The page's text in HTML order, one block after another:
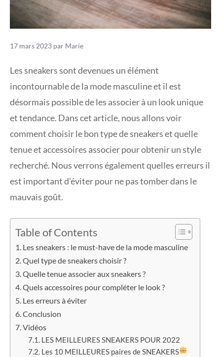
17 mars 2023 par Marie
Les sneakers sont devenues un élément
incontournable de la mode masculine et il est
désormais possible de les associer à un look unique
et tendance. Dans cet article, nous allons voir
comment choisir le bon type de sneakers et quelle
tenue et accessoires associer pour obtenir un style
recherché. Nous verrons également quelles erreurs il
est important d’éviter pour ne pas tomber dans le
mauvais goût.
Table of Contents
Les sneakers : le must-have de la mode masculine
Quel type de sneakers choisir ?
Quelle tenue associer aux sneakers ?
Quels accessoires pour compléter le look ?
Les erreurs à éviter
Conclusion
Vidéos
LES MEILLEURES SNEAKERS POUR 2022
Les 10 MEILLEURES paires de SNEAKERS